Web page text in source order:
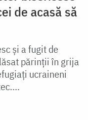
de acasă să
și a fugit de
părinții în grija
ucraineni